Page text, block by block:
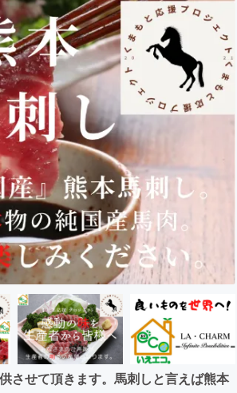
籍・雑誌出版 アニ
ャレンジ ビ
CAMPFIRE for Social Good
CAMPFIREふるさと納税machi-ya
させて頂きます。馬刺しと言えば熊本